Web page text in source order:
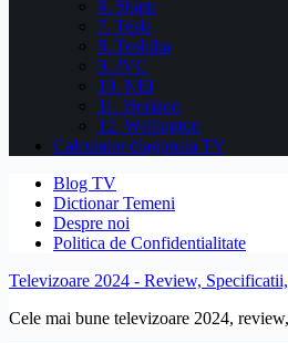
6. Sharp
7. Tesla
8. Toshiba
9. JVC
10. NEI
11. Horizon
12. Wellington
Calculator diagonala TV
Blog TV
Dictionar Temeni
Despre noi
Politica de Confidentialitate
Televizoare 2024 - Review,
Cele mai bune televizoare 2024,